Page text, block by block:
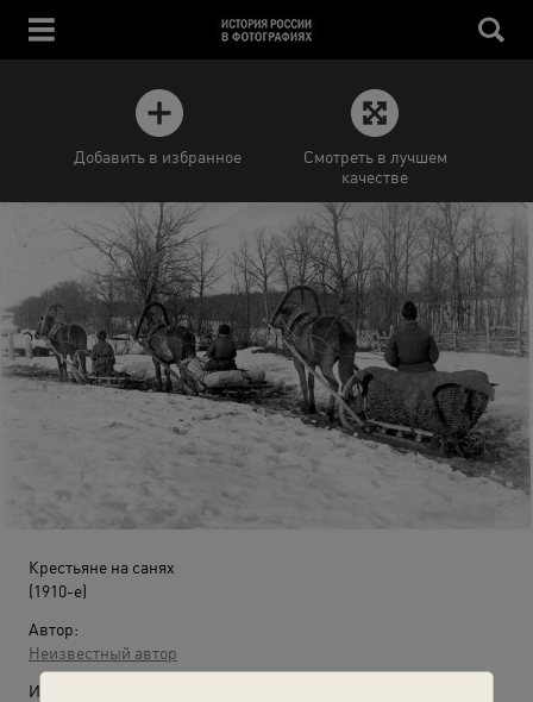
Добавить в избранное
Смотреть в лучшем
качестве
Крестьяне на санях
(1910-е)
Автор:
Неизвестный автор
Источники: